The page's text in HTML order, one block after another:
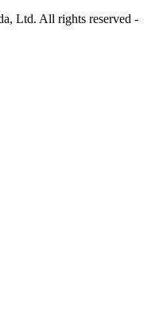
Ltd. All rights reserved -